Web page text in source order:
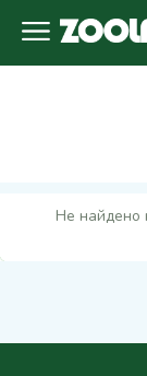
Не найдено